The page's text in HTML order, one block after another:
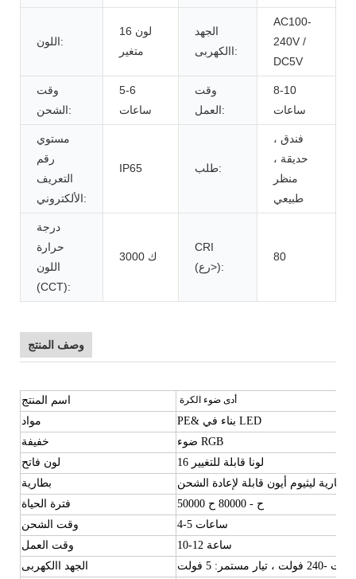
اللون:
16 لون
متغير
الجهد
االكهربى:
AC100-
240V /
DC5V
وقت
الشحن:
5-6
ساعات
وقت
العمل:
8-10
ساعات
مستوي
رقم
التعريف
الألكتروني:
IP65 طلب:
فندق ،
حديقة ،
منظر
طبيعي
درجة
حرارة
اللون
(CCT):
3000 ك
CRI
(رع>):
80
وصف المنتج
اسم المنتج أدى ضوء الكرة
مواد
PE& بناء في LED
خفيفة
ضوء RGB
لون فاتح
16 لونا قابلة للتغيير
بطارية
بطارية ليثيوم أيون قابلة لإعادة الشحن
فترة الحياة
50000 ح - 80000 ح
وقت الشحن
4-5 ساعات
وقت العمل
10-12 ساعة
الجهد االكهربى